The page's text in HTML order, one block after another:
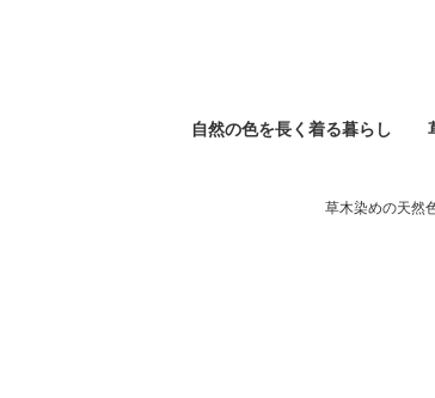
自然の⾊を⻑く着る暮らし
草木染めの天然